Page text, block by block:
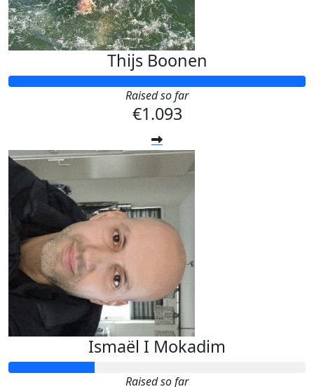
Thijs Boonen
Raised so far
€1.093
Ismaël I Mokadim
Raised so far